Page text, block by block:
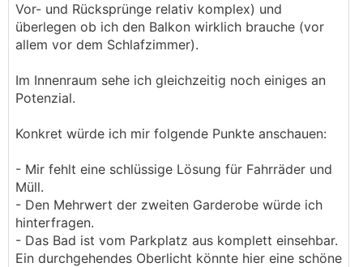
Vor- und Rücksprünge relativ komplex) und
überlegen ob ich den Balkon wirklich brauche (vor
allem vor dem Schlafzimmer).
Im Innenraum sehe ich gleichzeitig noch einiges an
Potenzial.
Konkret würde ich mir folgende Punkte anschauen:
- Mir fehlt eine schlüssige Lösung für Fahrräder und
Müll.
- Den Mehrwert der zweiten Garderobe würde ich
hinterfragen.
- Das Bad ist vom Parkplatz aus komplett einsehbar.
Ein durchgehendes Oberlicht könnte hier eine schöne